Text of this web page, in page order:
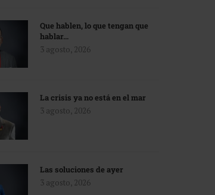
Que hablen, lo que tengan que
hablar…
3 agosto, 2026
La crisis ya no está en el mar
3 agosto, 2026
Las soluciones de ayer
3 agosto, 2026